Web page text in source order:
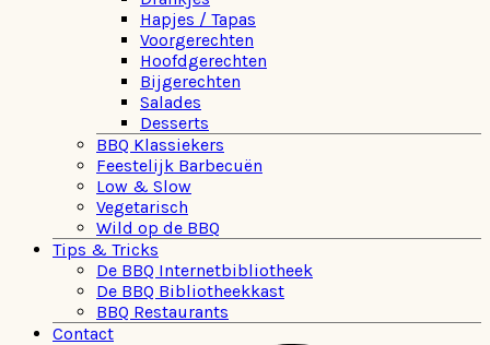
Hapjes / Tapas
Voorgerechten
Hoofdgerechten
Bijgerechten
Salades
Desserts
BBQ Klassiekers
Feestelijk Barbecuën
Low & Slow
Vegetarisch
Wild op de BBQ
Tips & Tricks
De BBQ Internetbibliotheek
De BBQ Bibliotheekkast
BBQ Restaurants
Contact